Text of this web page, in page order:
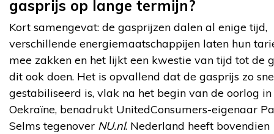
gasprijs op lange termijn?
Kort samengevat: de gasprijzen dalen al enige tijd,
verschillende energiemaatschappijen laten hun
mee zakken en het lijkt een kwestie van tijd tot de
dit ook doen. Het is opvallend dat de gasprijs zo
gestabiliseerd is, vlak na het begin van de oorlog in
Oekraïne, benadrukt UnitedConsumers-eigenaar
Selms tegenover NU.nl. Nederland heeft bovendien